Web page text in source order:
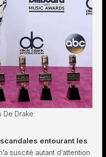
De Drake
entourant les
suscité autant d’attention